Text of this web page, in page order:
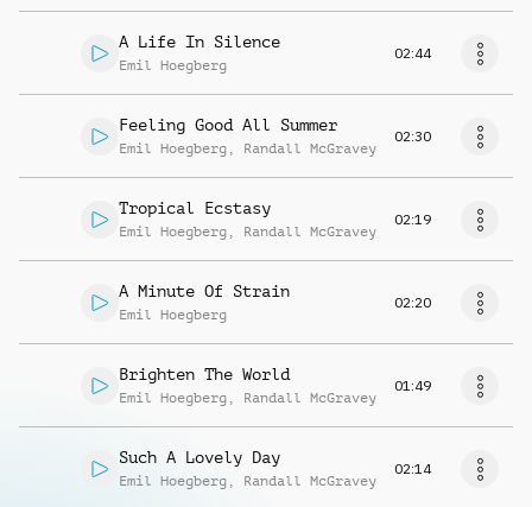
A Life In Silence
Emil Hoegberg
02:44
Feeling Good All Summer
Emil Hoegberg , Randall McGravey
02:30
Tropical Ecstasy
Emil Hoegberg , Randall McGravey
02:19
A Minute Of Strain
Emil Hoegberg
02:20
Brighten The World
Emil Hoegberg , Randall McGravey
01:49
Such A Lovely Day
Emil Hoegberg , Randall McGravey
02:14